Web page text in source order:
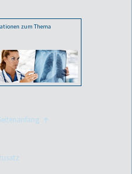
zum Thema